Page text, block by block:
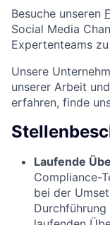
Besuche unseren
Social Media
Expertenteams
Unsere
unserer Arbeit
erfahren, finde
Laufende
Compliance-
bei der